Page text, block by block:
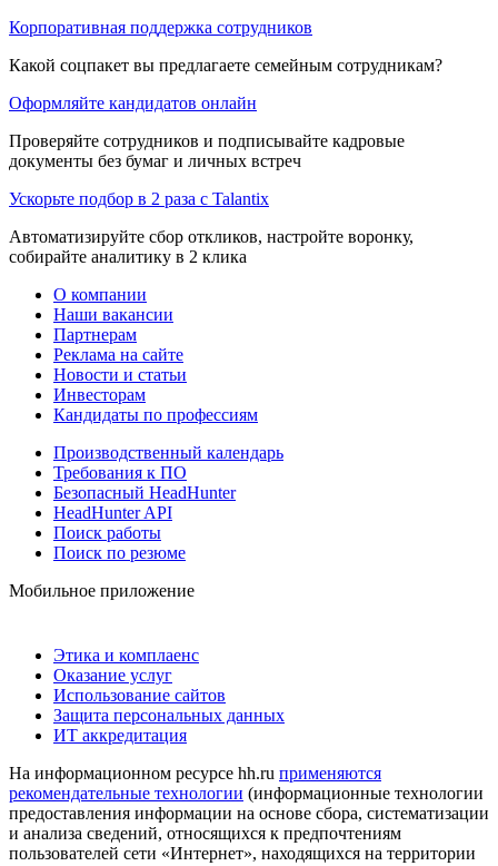
Корпоративная поддержка сотрудников
Какой соцпакет вы предлагаете семейным сотрудникам?
Оформляйте кандидатов онлайн
Проверяйте сотрудников и подписывайте кадровые
документы без бумаг и личных встреч
Ускорьте подбор в 2 раза с Talantix
Автоматизируйте сбор откликов, настройте воронку,
собирайте аналитику в 2 клика
О компании
Наши вакансии
Партнерам
Реклама на сайте
Новости и статьи
Инвесторам
Кандидаты по профессиям
Производственный календарь
Требования к ПО
Безопасный HeadHunter
HeadHunter API
Поиск работы
Поиск по резюме
Мобильное приложение
Этика и комплаенс
Оказание услуг
Использование сайтов
Защита персональных данных
ИТ аккредитация
На информационном ресурсе hh.ru применяются
рекомендательные технологии (информационные технологии
предоставления информации на основе сбора, систематизации
и анализа сведений, относящихся к предпочтениям
пользователей сети «Интернет», находящихся на территории